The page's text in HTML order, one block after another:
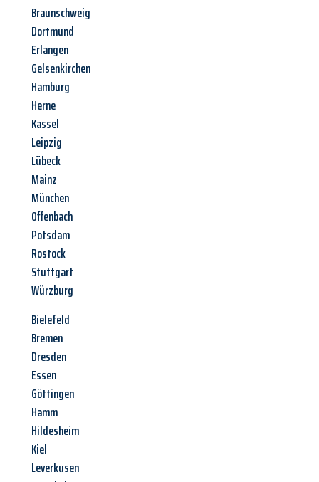
Braunschweig
Dortmund
Erlangen
Gelsenkirchen
Hamburg
Herne
Kassel
Leipzig
Lübeck
Mainz
München
Offenbach
Potsdam
Rostock
Stuttgart
Würzburg
Bielefeld
Bremen
Dresden
Essen
Göttingen
Hamm
Hildesheim
Kiel
Leverkusen